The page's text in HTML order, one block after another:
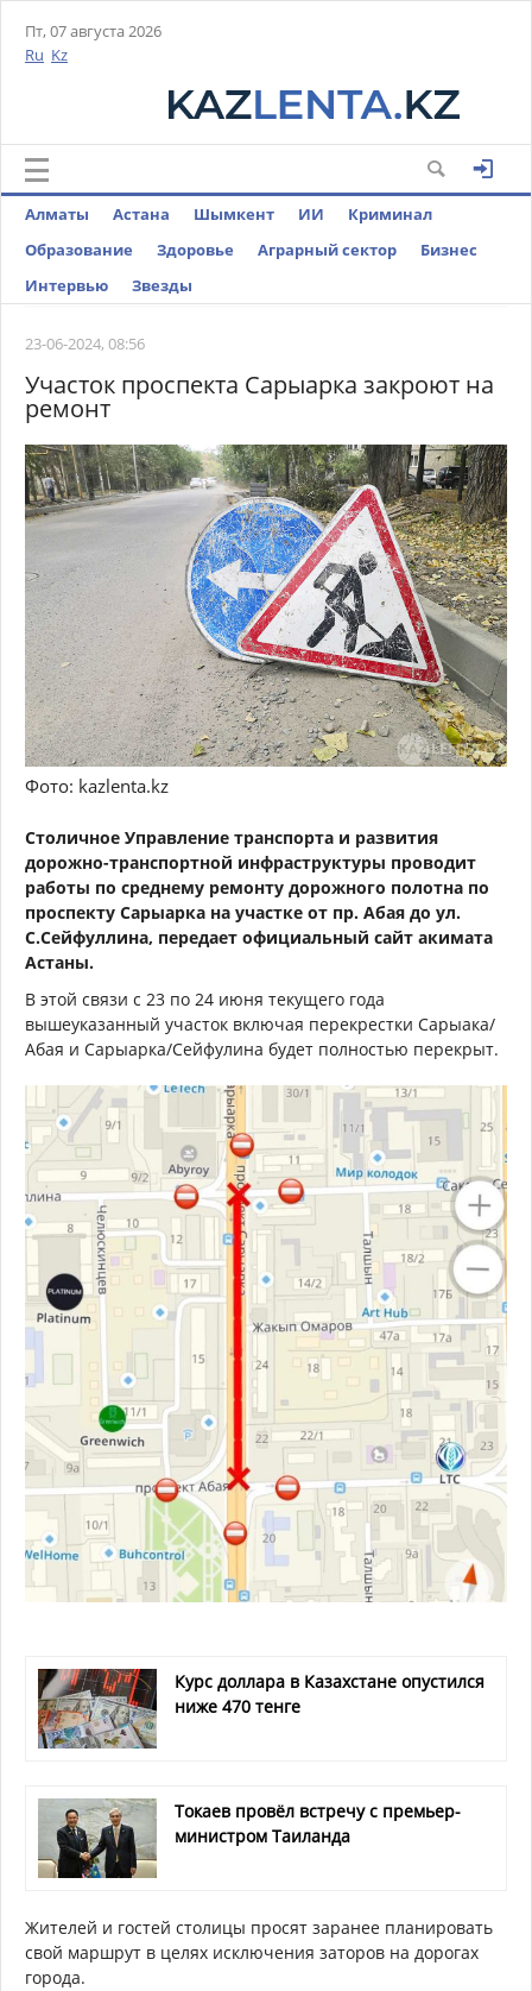
Пт, 07 августа 2026
Ru Kz
Алматы Астана Шымкент ИИ
Криминал
Образование
Здоровье Аграрный сектор
Бизнес
Интервью
Звезды
23-06-2024, 08:56
Участок проспекта Сарыарка закроют на
ремонт
Фото: kazlenta.kz
Столичное Управление транспорта и развития
дорожно-транспортной инфраструктуры проводит
работы по среднему ремонту дорожного полотна по
проспекту Сарыарка на участке от пр. Абая до ул.
С.Сейфуллина, передает официальный сайт акимата
Астаны.
В этой связи с 23 по 24 июня текущего года
вышеуказанный участок включая перекрестки Сарыака/
Абая и Сарыарка/Сейфулина будет полностью перекрыт.
Курс доллара в Казахстане опустился
ниже 470 тенге
Токаев провёл встречу с премьер-
министром Таиланда
Жителей и гостей столицы просят заранее планировать
свой маршрут в целях исключения заторов на дорогах
города.